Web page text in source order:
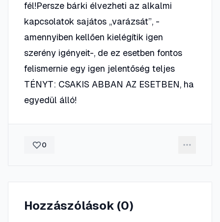
fél!Persze bárki élvezheti az alkalmi
kapcsolatok sajátos „varázsát”, -
amennyiben kellően kielégítik igen
szerény igényeit-, de ez esetben fontos
felismernie egy igen jelentőség teljes
TÉNYT: CSAKIS ABBAN AZ ESETBEN, ha
egyedül álló!
0
Hozzászólások (0)